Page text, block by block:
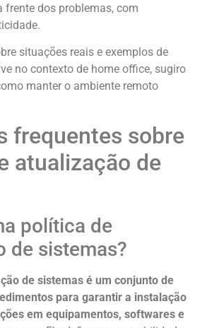
frente dos problemas, com
situações reais e exemplos de
no contexto de home office, sugiro
manter o ambiente remoto
frequentes sobre
atualização de
política de
de sistemas?
de sistemas é um conjunto de
para garantir a instalação
em equipamentos, softwares e